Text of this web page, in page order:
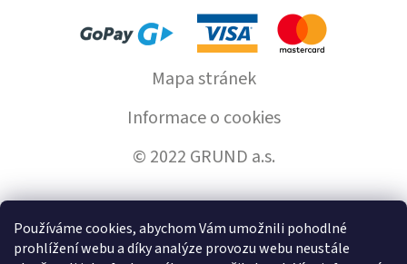
Používáme cookies, abychom Vám umožnili pohodlné
prohlížení webu a díky analýze provozu webu neustále
Mapa stránek
Informace o cookies
© 2022 GRUND a.s.
Vytvořil Shoptet